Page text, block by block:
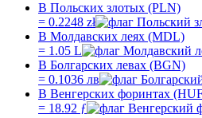
В Польских злотых (PLN)
= 0.2248 zł
В Молдавских леях (MDL)
= 1.05 L
В Болгарских левах (BGN)
= 0.1036 лв
В Венгерских форинтах
= 18.92 ƒ